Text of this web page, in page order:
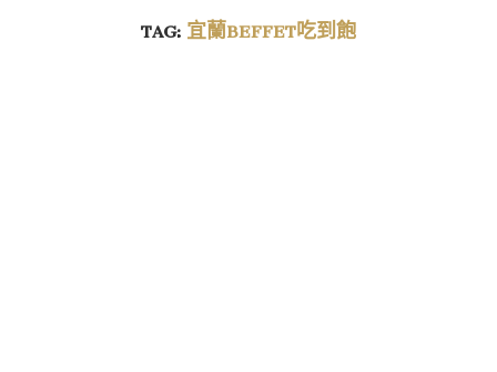
TAG:宜蘭BEFFET吃到飽